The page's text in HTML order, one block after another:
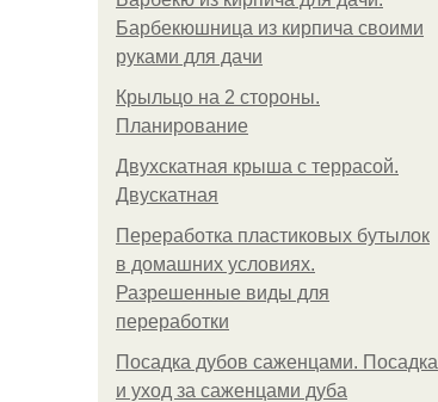
Барбекюшница из кирпича своими
руками для дачи
Крыльцо на 2 стороны.
Планирование
Двухскатная крыша с террасой.
Двускатная
Переработка пластиковых бутылок
в домашних условиях.
Разрешенные виды для
переработки
Посадка дубов саженцами. Посадка
и уход за саженцами дуба